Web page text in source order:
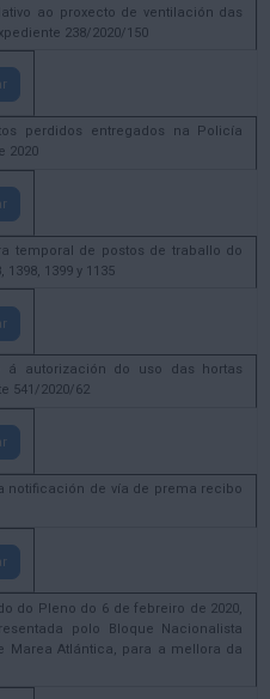
ao proxecto de ventilación das
238/2020/150
perdidos entregados na Policía
2020
temporal de postos de traballo do
1399 y 1135
á autorización do uso das hortas
541/2020/62
notificación de vía de prema recibo
do Pleno do 6 de febreiro de 2020,
polo Bloque Nacionalista
Atlántica, para a mellora da